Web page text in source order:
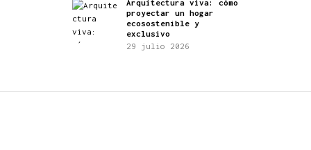
Arquitectura viva: cómo
proyectar un hogar
ecosostenible y
exclusivo
29 julio 2026